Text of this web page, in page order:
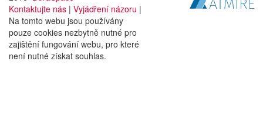
Kontaktujte nás | Vyjádření názoru |
Na tomto webu jsou používány
pouze cookies nezbytně nutné pro
zajištění fungování webu, pro které
není nutné získat souhlas.